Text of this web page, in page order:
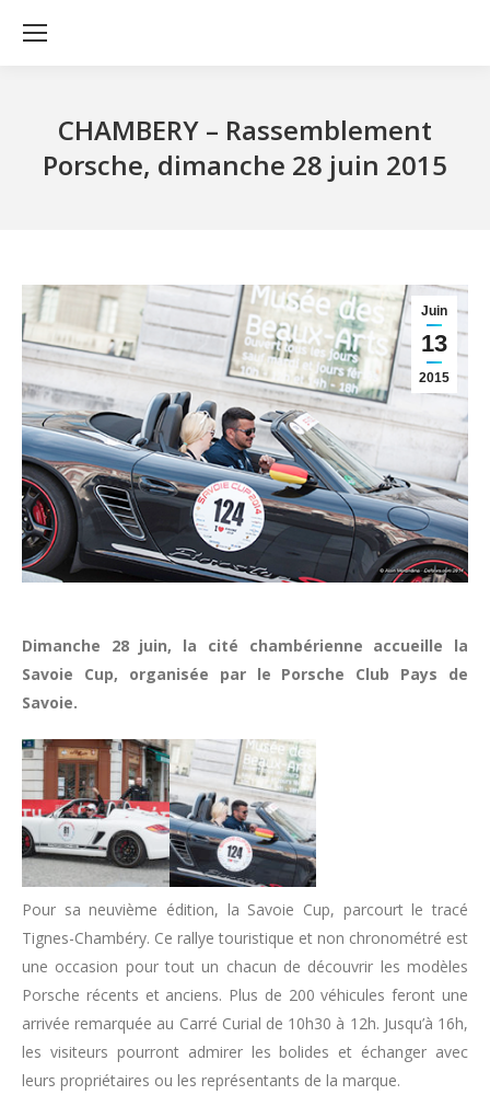
CHAMBERY – Rassemblement
Porsche, dimanche 28 juin 2015
Juin
13
2015
Dimanche 28 juin, la cité chambérienne accueille la
Savoie Cup, organisée par le Porsche Club Pays de
Savoie.
Pour sa neuvième édition, la Savoie Cup, parcourt le tracé
Tignes-Chambéry. Ce rallye touristique et non chronométré est
une occasion pour tout un chacun de découvrir les modèles
Porsche récents et anciens. Plus de 200 véhicules feront une
arrivée remarquée au Carré Curial de 10h30 à 12h. Jusqu’à 16h,
les visiteurs pourront admirer les bolides et échanger avec
leurs propriétaires ou les représentants de la marque.